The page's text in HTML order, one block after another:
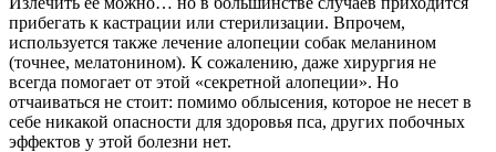
прибегать к кастрации или стерилизации. Впрочем,
используется также лечение алопеции собак меланином
(точнее, мелатонином). К сожалению, даже хирургия не
всегда помогает от этой «секретной алопеции». Но
отчаиваться не стоит: помимо облысения, которое не несет в
себе никакой опасности для здоровья пса, других побочных
эффектов у этой болезни нет.